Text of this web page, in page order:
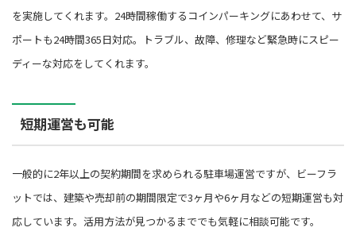
を実施してくれます。24時間稼働するコインパーキングにあわせて、サ
ポートも24時間365日対応。トラブル、故障、修理など緊急時にスピー
ディーな対応をしてくれます。
短期運営も可能
一般的に2年以上の契約期間を求められる駐車場運営ですが、ビーフラ
ットでは、建築や売却前の期間限定で3ヶ月や6ヶ月などの短期運営も対
応しています。活用方法が見つかるまででも気軽に相談可能です。